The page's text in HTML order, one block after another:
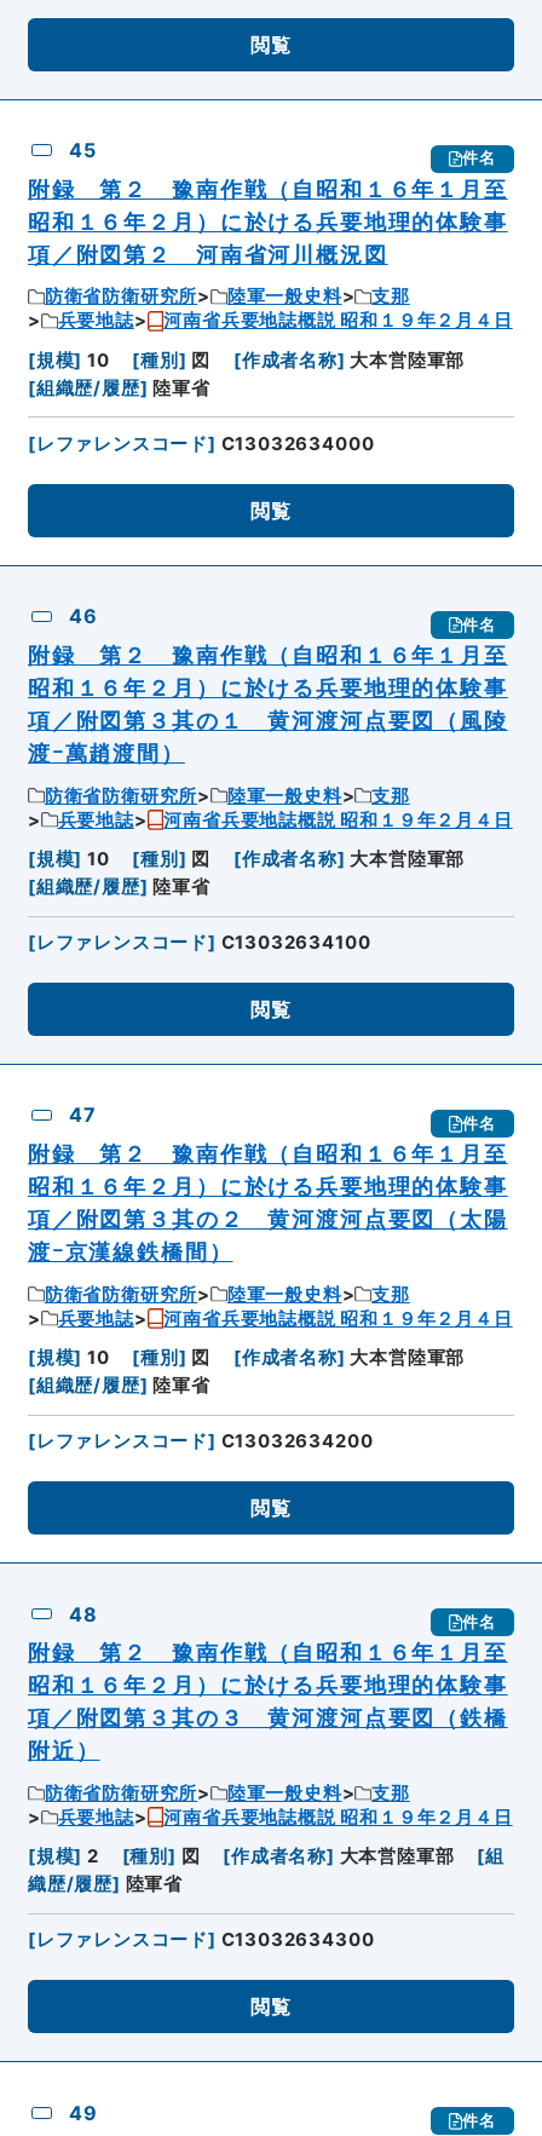
閲覧
45 件名
附録 第２ 豫南作戦（自昭和１６年１月至
昭和１６年２月）に於ける兵要地理的体験事
項／附図第２ 河南省河川概況図
防衛省防衛研究所 陸軍一般史料
支那
兵要地誌
河南省兵要地誌概説 昭和１９年２月４日
[規模] 10 [種別 ] 図 [作成者名称] 大本営陸軍部
[組織歴/履歴] 陸軍省
[レファレンスコード] C13032634000
閲覧
46 件名
附録 第２ 豫南作戦（自昭和１６年１月至
昭和１６年２月）に於ける兵要地理的体験事
項／附図第３其の１ 黄河渡河点要図（風陵
渡ｰ萬趙渡間）
防衛省防衛研究所 陸軍一般史料
支那
兵要地誌
河南省兵要地誌概説 昭和１９年２月４日
[規模] 10 [種別 ] 図 [作成者名称] 大本営陸軍部
[組織歴/履歴] 陸軍省
[レファレンスコード] C13032634100
閲覧
47 件名
附録 第２ 豫南作戦（自昭和１６年１月至
昭和１６年２月）に於ける兵要地理的体験事
項／附図第３其の２ 黄河渡河点要図（太陽
渡ｰ京漢線鉄橋間）
防衛省防衛研究所 陸軍一般史料
支那
兵要地誌
河南省兵要地誌概説 昭和１９年２月４日
[規模] 10 [種別 ] 図 [作成者名称] 大本営陸軍部
[組織歴/履歴] 陸軍省
[レファレンスコード] C13032634200
閲覧
48 件名
附録 第２ 豫南作戦（自昭和１６年１月至
昭和１６年２月）に於ける兵要地理的体験事
項／附図第３其の３ 黄河渡河点要図（鉄橋
附近）
防衛省防衛研究所 陸軍一般史料
支那
兵要地誌
河南省兵要地誌概説 昭和１９年２月４日
[規模] 2 [種別 ] 図 [作成者名称] 大本営陸軍部 [組
織歴/履歴] 陸軍省
[レファレンスコード] C13032634300
閲覧
49 件名